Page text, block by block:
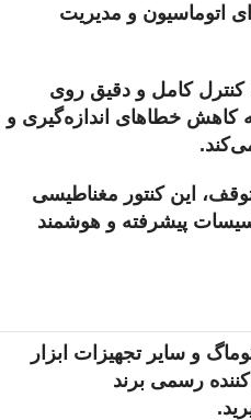
اتوماسیون و مدیریت
کنترل کامل و دقیق روی
کاهش خطاهای اندازه‌گیری و
این کنتور مغناطیسی
پیشرفته و هوشمند
و سایر تجهیزات ابزار
رسمی برند